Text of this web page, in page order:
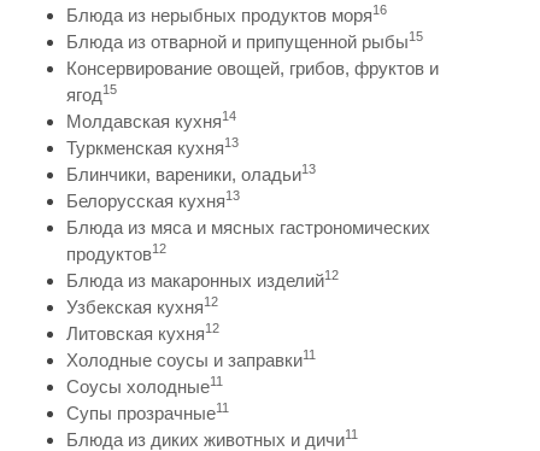
Блюда из нерыбных продуктов моря16
Блюда из отварной и припущенной рыбы15
Консервирование овощей, грибов, фруктов и
ягод15
Молдавская кухня14
Туркменская кухня13
Блинчики, вареники, оладьи13
Белорусская кухня13
Блюда из мяса и мясных гастрономических
продуктов12
Блюда из макаронных изделий12
Узбекская кухня12
Литовская кухня12
Холодные соусы и заправки11
Соусы холодные11
Супы прозрачные11
Блюда из диких животных и дичи11